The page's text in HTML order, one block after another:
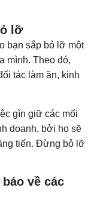
lỡ
bạn sắp bỏ lỡ một
mình. Theo đó,
tác làm ăn, kinh
gìn giữ các mối
doanh, bởi họ sẽ
tiến. Đừng bỏ lỡ
về các